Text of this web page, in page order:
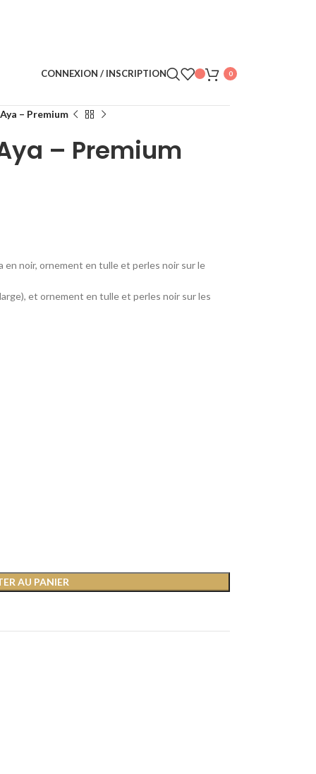
CONNEXION / INSCRIPTION 0
– Premium
– Premium
en noir, ornement en tulle et perles noir sur le
et ornement en tulle et perles noir sur les
AU PANIER